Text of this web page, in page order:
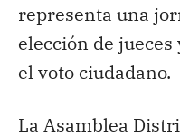
representa una
elección de
el voto ciudadano.
La Asamblea